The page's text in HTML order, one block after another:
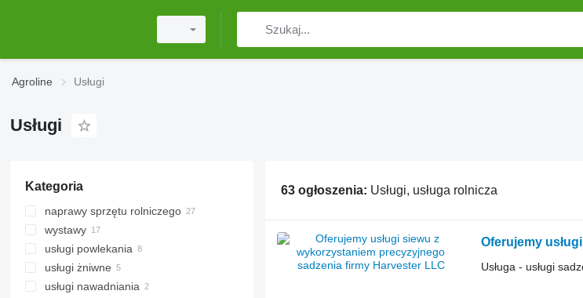
Agroline Usługi
Usługi
Kategoria
naprawy sprzętu rolniczego
wystawy
wystawy rolnicze
wystawy przemysłowe
wystawy samochodów
usługi powlekania
usługi żniwne
usługi nawadniania
63 ogłoszenia: Usługi, usługa rolnicza
Oferujemy
Usługa - usługi